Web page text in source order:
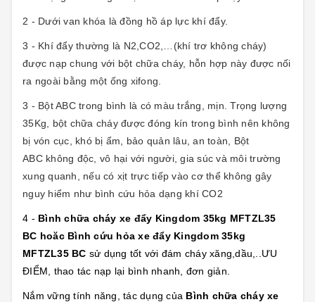
2 - Dưới van khóa là đồng hồ áp lực khí đẩy.
3 - Khí đẩy thường là N2,CO2,…(khí trơ không cháy)
được nạp chung với bột chữa cháy, hỗn hợp này được nối
ra ngoài bằng một ống xifong.
3 - Bột ABC trong bình là có màu trắng, mịn. Trọng lượng
35Kg, bột chữa cháy được đóng kín trong bình nên không
bị vón cục, khó bị ẩm, bảo quản lâu, an toàn, Bột
ABC không độc, vô hại với người, gia súc và môi trường
xung quanh, nếu có xịt trực tiếp vào cơ thể không gây
nguy hiểm như bình cứu hỏa dạng khí CO2
4 - Bình chữa cháy xe đẩy Kingdom 35kg MFTZL35
BC hoăc Bình cứu hỏa xe đẩy Kingdom 35kg
MFTZL35 BC sử dụng tốt với đám cháy xăng,dầu,..ƯU
ĐIỂM, thao tác nạp lại bình nhanh, đơn giản.
Nắm vững tính năng, tác dụng của Bình chữa cháy xe